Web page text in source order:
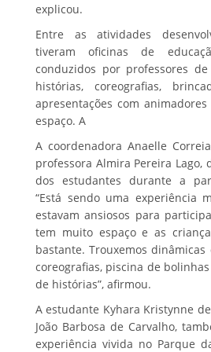
explicou.
Entre as atividades
tiveram oficinas de
conduzidos por professores
histórias, coreografias,
apresentações com
espaço. A
A coordenadora Anaelle
professora Almira Pereira Lago,
dos estudantes durante a
“Está sendo uma experiência
estavam ansiosos para
tem muito espaço e as
bastante. Trouxemos
coreografias, piscina de
de histórias”, afirmou.
A estudante Kyhara Kristynne
João Barbosa de Carvalho,
experiência vivida no Parque